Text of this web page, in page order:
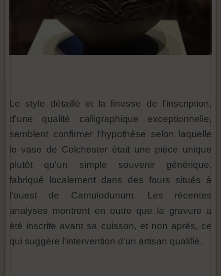
Le style détaillé et la finesse de l'inscription,
d'une qualité calligraphique exceptionnelle,
semblent confirmer l'hypothèse selon laquelle
le vase de Colchester était une pièce unique
plutôt qu'un simple souvenir générique,
fabriqué localement dans des fours situés à
l'ouest de Camulodunum. Les récentes
analyses montrent en outre que la gravure a
été inscrite avant sa cuisson, et non après, ce
qui suggère l'intervention d'un artisan qualifié.